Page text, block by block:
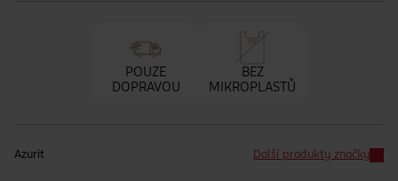
POUZE
DOPRAVOU
BEZ
MIKROPLASTŮ
Azurit Další produkty značky